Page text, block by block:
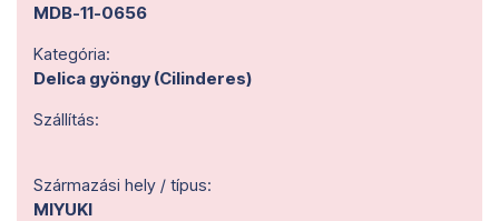
MDB-11-0656
Kategória:
Delica gyöngy (Cilinderes)
Szállítás:
Származási hely / típus:
MIYUKI